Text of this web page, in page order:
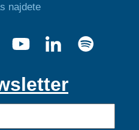
najdete